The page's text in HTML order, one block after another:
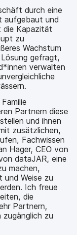
durch eine
aufgebaut und
Kapazität
zu
Wachstum
gefragt,
verwalten
Partnern diese
und ihnen
zusätzlichen,
Fachwissen
Hager, CEO von
dataJAR, eine
machen,
und Weise zu
Ich freue
die
Partnern,
zu